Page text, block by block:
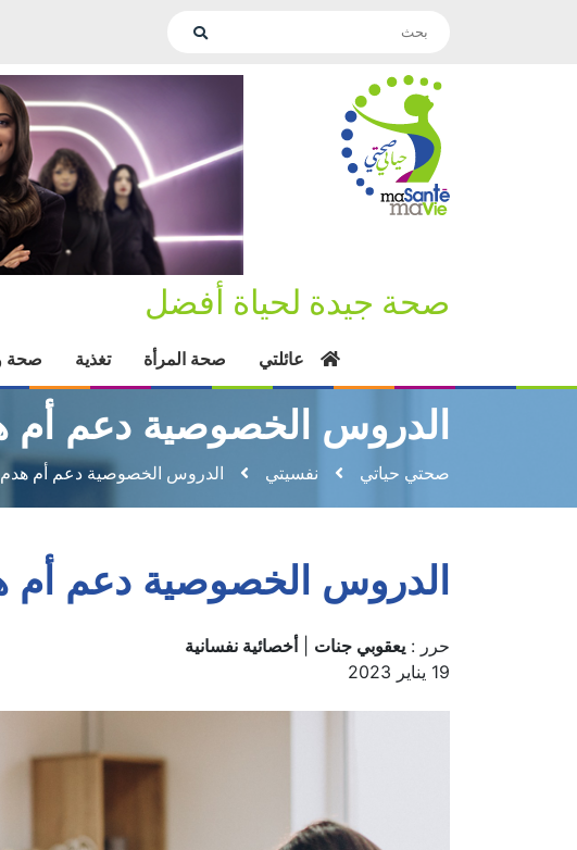
صحة جيدة لحياة أفضل
عائلتي صحة المرأة تغذية صحة
الدروس الخصوصية دعم
صحتي حياتي نفسيتي الدروس الخصوصية دعم أم
الدروس الخصوصية دعم
حرر : يعقوبي جنات
أخصائية نفسانية
19 يناير 2023